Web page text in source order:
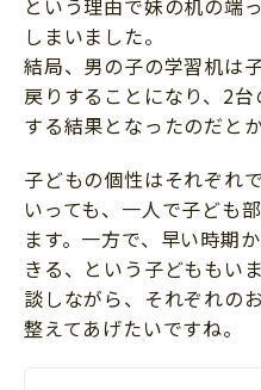
しまいました。
結局、男の子の学習机は
戻りすることになり、2
する結果となったのだとか
子どもの個性はそれぞれ
いっても、一人で子ども
ます。一方で、早い時期
きる、という子どももい
談しながら、それぞれの
整えてあげたいですね。